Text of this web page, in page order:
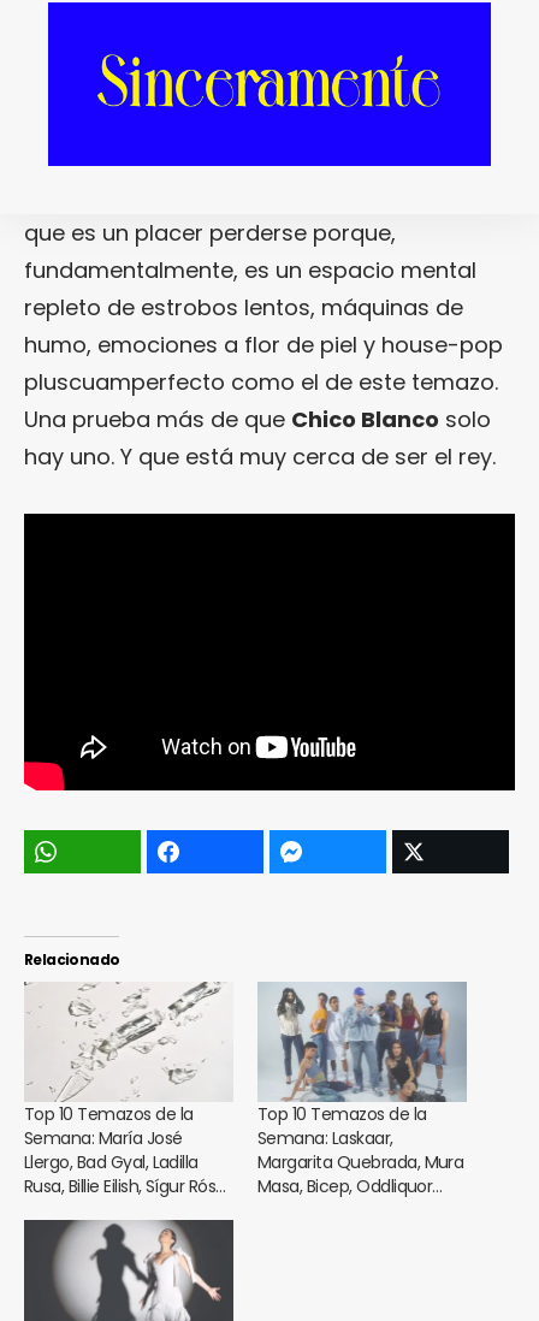
que es un placer perderse porque,
fundamentalmente, es un espacio mental
repleto de estrobos lentos, máquinas de
humo, emociones a flor de piel y house-pop
pluscuamperfecto como el de este temazo.
Una prueba más de que Chico Blanco solo
hay uno. Y que está muy cerca de ser el rey.
Relacionado
Top 10 Temazos de la
Semana: María José
Llergo, Bad Gyal, Ladilla
Rusa, Billie Eilish, Sígur Rós…
Top 10 Temazos de la
Semana: Laskaar,
Margarita Quebrada, Mura
Masa, Bicep, Oddliquor…